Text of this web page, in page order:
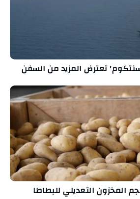
'سنتكوم' تعترض المزيد من السفن
المخزون التعديلي للبطاطا